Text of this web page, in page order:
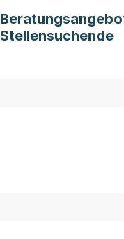
Stellensuchende